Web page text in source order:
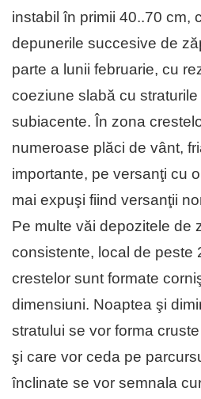
instabil în primii 40..70 cm,
depunerile succesive de
parte a lunii februarie, cu
coeziune slabă cu
subiacente. În zona
numeroase plăci de vânt,
importante, pe versanţi cu
mai expuşi fiind versanţii
Pe multe văi depozitele de
consistente, local de peste
crestelor sunt formate
dimensiuni. Noaptea şi
stratului se vor forma
şi care vor ceda pe
înclinate se vor semnala